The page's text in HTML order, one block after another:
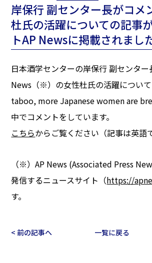
岸保行 副センター長がコメ
杜氏の活躍についての記事
トAP Newsに掲載されまし
日本酒学センターの岸保行 副センター
News（※）の女性杜氏の活躍につい
taboo, more Japanese women are
中でコメントをしています。
こちらからご覧ください（記事は英語
（※）AP News (Associated Press
発信するニュースサイト（https://
す。
< 前の記事へ 一覧に戻る